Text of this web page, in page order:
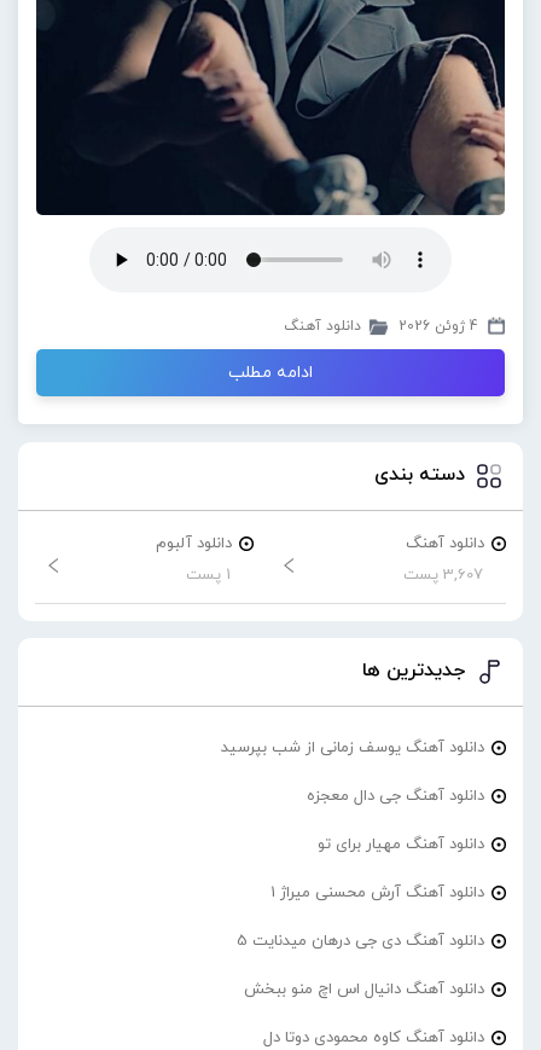
4 ژوئن 2026 دانلود آهنگ
ادامه مطلب
دسته بندی
دانلود آهنگ
3,607 پست
دانلود آلبوم
1 پست
جدیدترین ها
دانلود آهنگ یوسف زمانی از شب بپرسید
دانلود آهنگ جی دال معجزه
دانلود آهنگ مهیار برای تو
دانلود آهنگ آرش محسنی میراژ 1
دانلود آهنگ دی جی درهان میدنایت 5
دانلود آهنگ دانیال اس اچ منو ببخش
دانلود آهنگ کاوه محمودی دوتا دل